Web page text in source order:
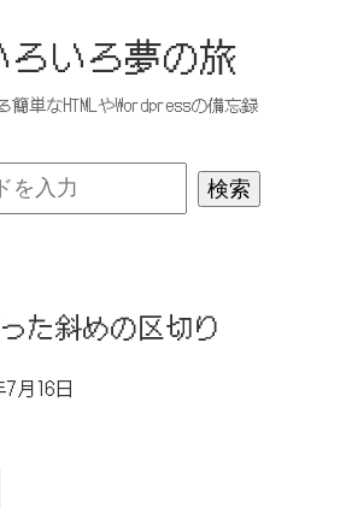
ろいろ夢の旅
簡単なHTMLやWordpressの備忘録
た斜めの区切り
月16日